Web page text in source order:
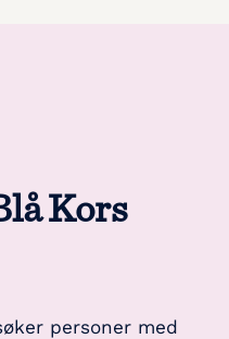
Kors
personer med